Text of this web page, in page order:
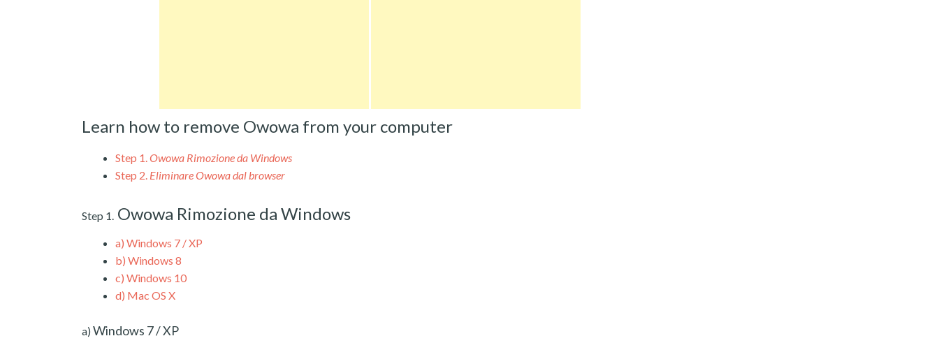
Learn how to remove Owowa from your computer
Step 1.Owowa Rimozione da Windows
Step 2. Eliminare Owowa dal browser
Step 1. Owowa Rimozione da Windows
a) Windows 7 / XP
b) Windows 8
c) Windows 10
d) Mac OS X
a) Windows 7 / XP